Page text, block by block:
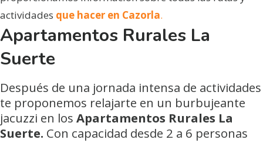
actividades que hacer en Cazorla.
Apartamentos Rurales La
Suerte
Después de una jornada intensa de actividades
te proponemos relajarte en un burbujeante
jacuzzi en los Apartamentos Rurales La
Suerte. Con capacidad desde 2 a 6 personas